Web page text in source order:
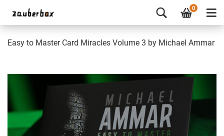
0
Easy to Master Card Miracles Volume 3 by Michael Ammar